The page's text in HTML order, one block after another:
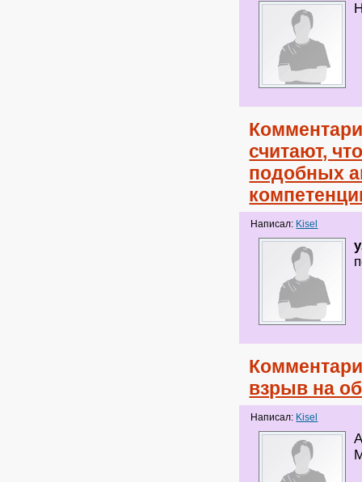
считают,
подобных
Написал: Kisel
взрыв на
Написал: Kisel